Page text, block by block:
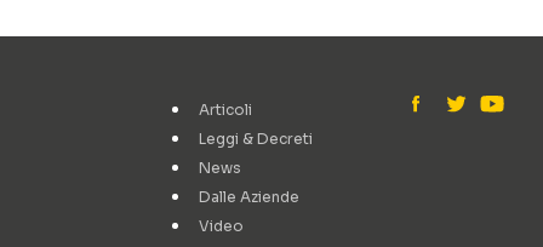
Articoli
Leggi & Decreti
News
Dalle Aziende
Video